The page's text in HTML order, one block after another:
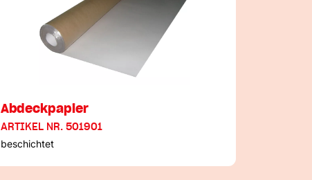
Abdeckpapier
ARTIKEL NR. 501901
beschichtet